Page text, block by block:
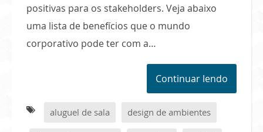
positivas para os stakeholders. Veja abaixo
uma lista de benefícios que o mundo
corporativo pode ter com a…
Continuar lendo
aluguel de sala design de ambientes